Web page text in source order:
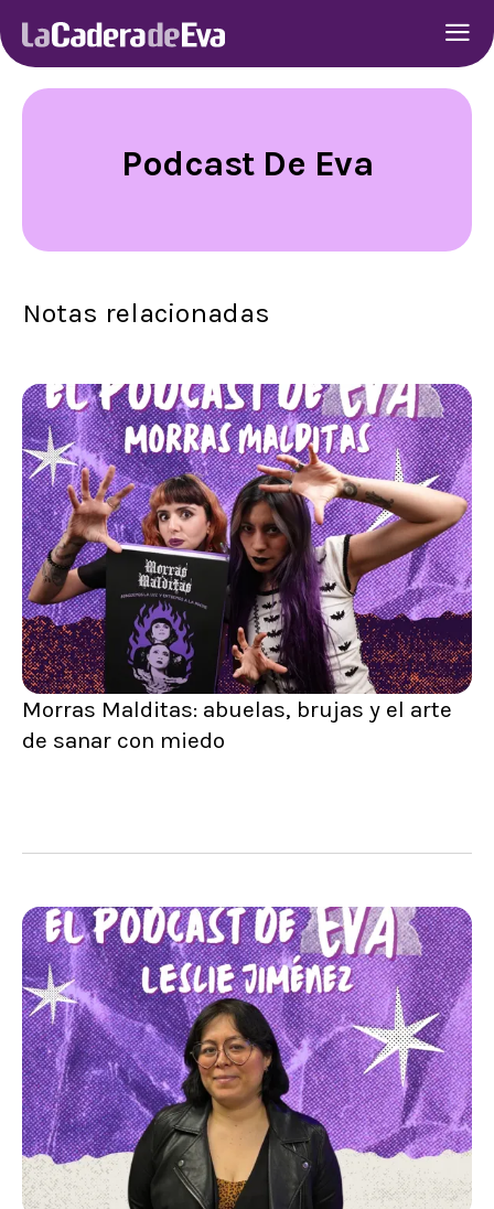
Podcast De Eva
Notas relacionadas
Morras Malditas: abuelas, brujas y el arte
de sanar con miedo